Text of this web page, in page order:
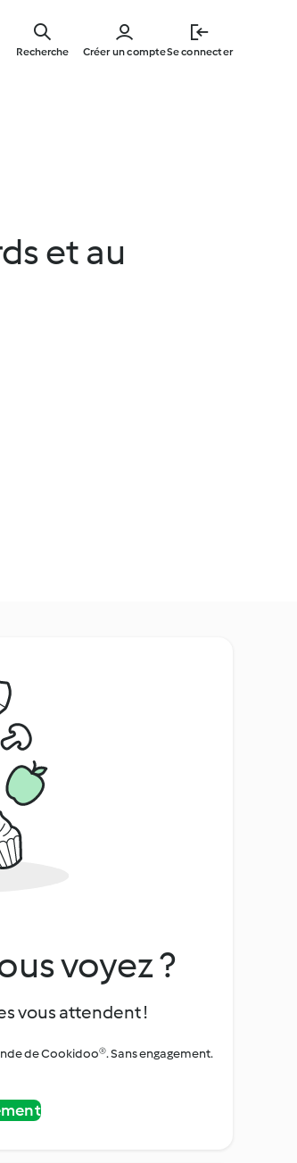
main
Créer un compteSe connecter
Recherche
et au
voyez ?
vous attendent !
de Cookidoo®. Sans engagement.